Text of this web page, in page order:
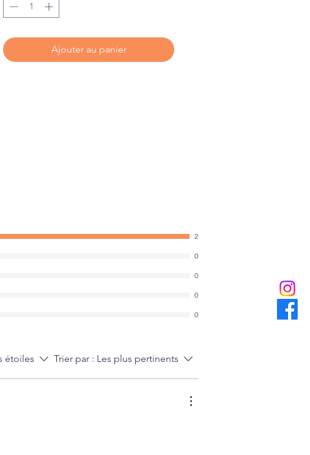
Prévu pour les chiens de toute taille.
Ajouter au panier
2
0
0
0
0
étoiles Trier par : Les plus pertinents